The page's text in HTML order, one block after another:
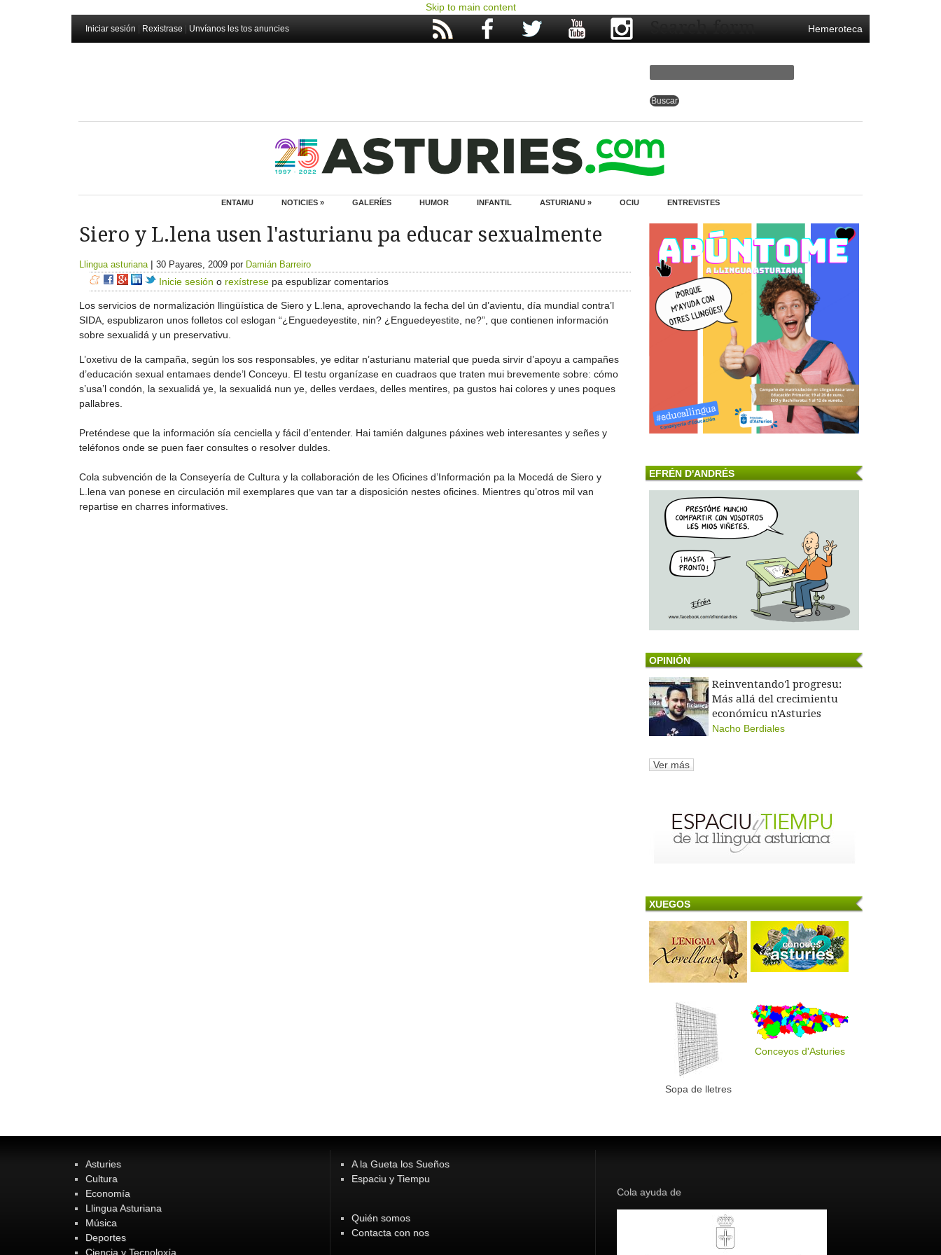
Skip to main content
Iniciar sesión Rexistrase Unvíanos les tos anuncies Hemeroteca
Search form
ENTAMU NOTICIES » GALERÍES HUMOR INFANTIL ASTURIANU » OCIU ENTREVISTES
Siero y L.lena usen l'asturianu pa educar sexualmente
Llingua asturiana | 30 Payares, 2009 por Damián Barreiro
Inicie sesión o rexístrese pa espublizar comentarios
Los servicios de normalización llingüística de Siero y L.lena, aprovechando la fecha del ún d’avientu, día mundial contra’l
SIDA, espublizaron unos folletos col eslogan “¿Enguedeyestite, nin? ¿Enguedeyestite, ne?”, que contienen información
sobre sexualidá y un preservativu.
L’oxetivu de la campaña, según los sos responsables, ye editar n’asturianu material que pueda sirvir d’apoyu a campañes
d’educación sexual entamaes dende’l Conceyu. El testu organízase en cuadraos que traten mui brevemente sobre: cómo
s’usa’l condón, la sexualidá ye, la sexualidá nun ye, delles verdaes, delles mentires, pa gustos hai colores y unes poques
pallabres.
Preténdese que la información sía cenciella y fácil d’entender. Hai tamién dalgunes páxines web interesantes y señes y
teléfonos onde se puen faer consultes o resolver duldes.
Cola subvención de la Conseyería de Cultura y la collaboración de les Oficines d’Información pa la Mocedá de Siero y
L.lena van ponese en circulación mil exemplares que van tar a disposición nestes oficines. Mientres qu’otros mil van
repartise en charres informatives.
EFRÉN D'ANDRÉS
OPINIÓN
Reinventando'l progresu:
Más allá del crecimientu
económicu n'Asturies
Nacho Berdiales
Ver más
XUEGOS
Sopa de lletres
Conceyos d'Asturies
Asturies
Cultura
Economía
Llingua Asturiana
Música
Deportes
Ciencia y Tecnoloxía
A la Gueta los Sueños
Espaciu y Tiempu
Quién somos
Contacta con nos
Cola ayuda de